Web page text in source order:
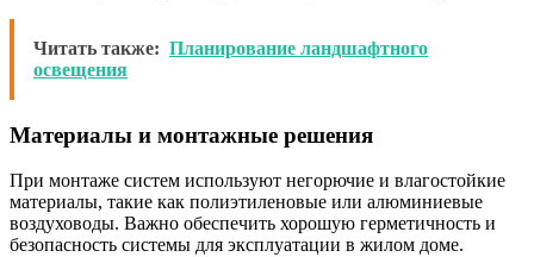
Читать также: Планирование ландшафтного
освещения
Материалы и монтажные решения
При монтаже систем используют негорючие и влагостойкие
материалы, такие как полиэтиленовые или алюминиевые
воздуховоды. Важно обеспечить хорошую герметичность и
безопасность системы для эксплуатации в жилом доме.